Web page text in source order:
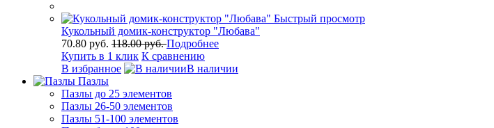
Быстрый просмотр
Кукольный домик-конструктор "Любава"
70.80 руб. 118.00 руб.Подробнее
Купить в 1 клик К сравнению
В избранное
В наличии
Пазлы
Пазлы до 25 элементов
Пазлы 26-50 элементов
Пазлы 51-100 элементов